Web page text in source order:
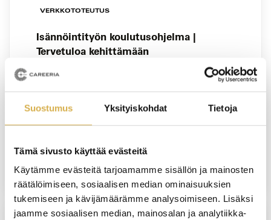
Suostumus Yksityiskohdat Tietoja
Tämä sivusto käyttää evästeitä
Käytämme evästeitä tarjoamamme sisällön ja mainosten
räätälöimiseen, sosiaalisen median ominaisuuksien
tukemiseen ja kävijämäärämme analysoimiseen. Lisäksi
jaamme sosiaalisen median, mainosalan ja analytiikka-
VERKKOTOTEUTUS
Isännöintityön koulutusohjelma |
Tervetuloa kehittämään
KOULUTUS ALKAA
18.11.2026